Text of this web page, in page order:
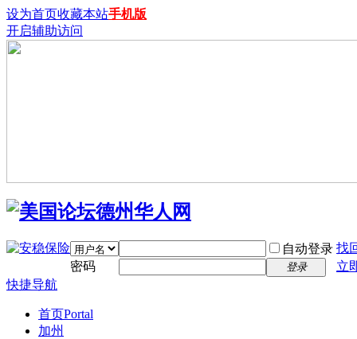
设为首页收藏本站手机版
开启辅助访问
自动登录 找
密码
登录
立
快捷导航
首页Portal
加州